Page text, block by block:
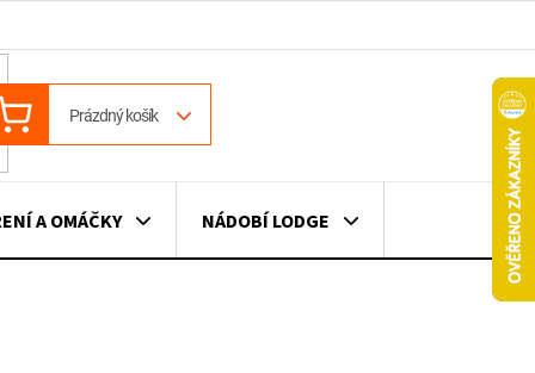
Prázdný košík
A OMÁČKY NÁDOBÍ LODGE